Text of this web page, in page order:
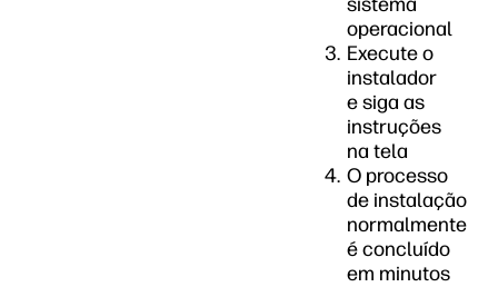
operacional
Execute o
instalador
e siga as
instruções
na tela
O processo
de instalação
normalmente
é concluído
em minutos